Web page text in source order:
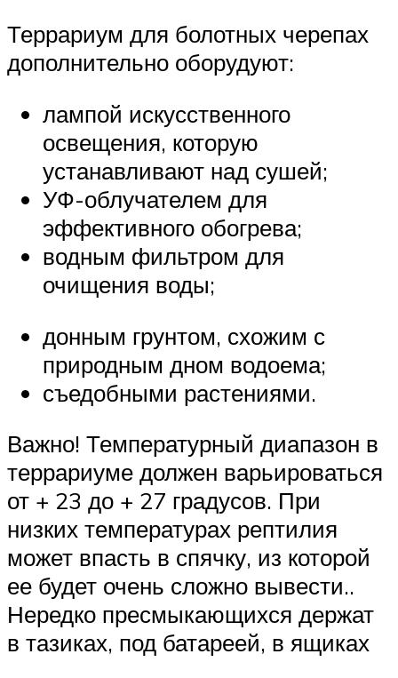
Террариум для болотных черепах
дополнительно оборудуют:
лампой искусственного
освещения, которую
устанавливают над сушей;
УФ-облучателем для
эффективного обогрева;
водным фильтром для
очищения воды;
донным грунтом, схожим с
природным дном водоема;
съедобными растениями.
Важно! Температурный диапазон в
террариуме должен варьироваться
от + 23 до + 27 градусов. При
низких температурах рептилия
может впасть в спячку, из которой
ее будет очень сложно вывести..
Нередко пресмыкающихся держат
в тазиках, под батареей, в ящиках